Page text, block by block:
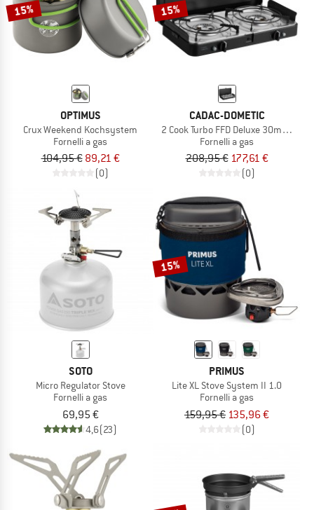
15%
OPTIMUS
Crux Weekend Kochsystem
Fornelli a gas
104,95 € 89,21 €
(0)
15%
CADAC-DOMETIC
2 Cook Turbo FFD Deluxe 30mbar
Fornelli a gas
208,95 € 177,61 €
(0)
SOTO
Micro Regulator Stove
Fornelli a gas
69,95 €
4,6(23)
15%
PRIMUS
Lite XL Stove System II 1.0
Fornelli a gas
159,95 € 135,96 €
(0)